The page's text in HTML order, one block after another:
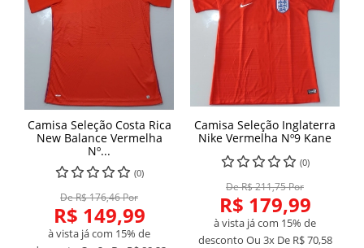
Camisa Seleção Costa Rica
New Balance Vermelha
Nº...
(0)
De R$ 176,46 Por
R$ 149,99
à vista já com 15% de
Camisa Seleção Inglaterra
Nike Vermelha Nº9 Kane
(0)
De R$ 211,75 Por
R$ 179,99
à vista já com 15% de
desconto Ou 3x De R$ 70,58